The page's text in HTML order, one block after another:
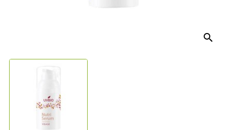
search